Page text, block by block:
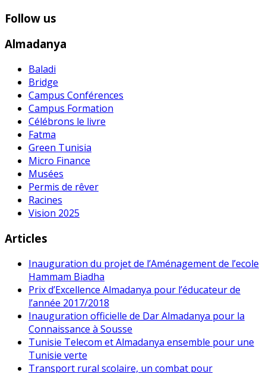
Follow us
Almadanya
Baladi
Bridge
Campus Conférences
Campus Formation
Célébrons le livre
Fatma
Green Tunisia
Micro Finance
Musées
Permis de rêver
Racines
Vision 2025
Articles
Inauguration du projet de l’Aménagement de l’ecole
Hammam Biadha
Prix d’Excellence Almadanya pour l’éducateur de
l’année 2017/2018
Inauguration officielle de Dar Almadanya pour la
Connaissance à Sousse
Tunisie Telecom et Almadanya ensemble pour une
Tunisie verte
Transport rural scolaire, un combat pour